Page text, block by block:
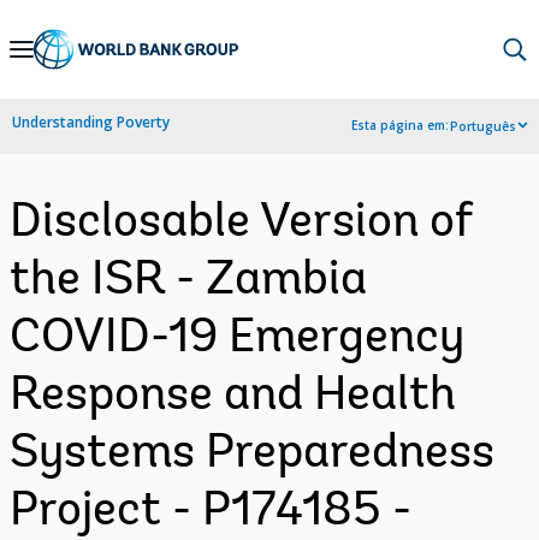
Skip
Navigation
Understanding Poverty Esta página em:Português
Disclosable Version of
the ISR - Zambia
COVID-19 Emergency
Response and Health
Systems Preparedness
Project - P174185 -